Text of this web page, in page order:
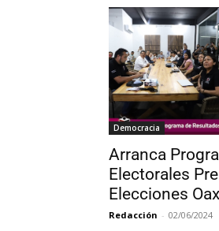
Democracia
Arranca
Electorales
Elecciones
Redacción - 02/06/2024